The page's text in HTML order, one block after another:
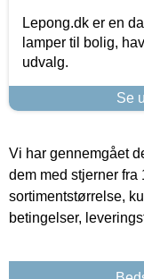
Lepong.dk er en
lamper til bolig,
udvalg.
Se
Vi har gennemgået
dem med stjerner fra
sortimentstørrelse,
betingelser,